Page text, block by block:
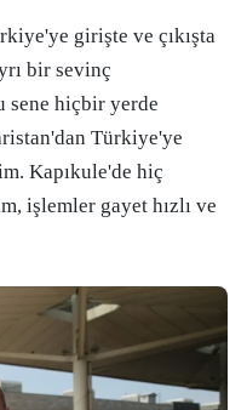
girişte ve çıkışta
bir sevinç
sene hiçbir yerde
Türkiye'ye
Kapıkule'de hiç
işlemler gayet hızlı ve